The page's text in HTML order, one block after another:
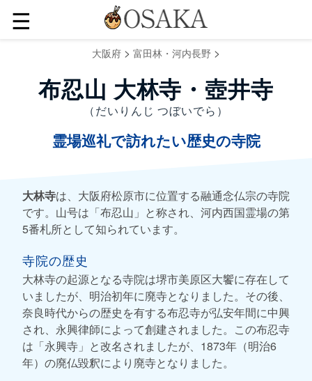
☰
大阪府 > 富田林・河内長野 >
布忍山 大林寺・壺井寺
（だいりんじ つぼいでら）
霊場巡礼で訪れたい歴史の寺院
大林寺は、大阪府松原市に位置する融通念仏宗の寺院
です。山号は「布忍山」と称され、河内西国霊場の第
5番札所として知られています。
寺院の歴史
大林寺の起源となる寺院は堺市美原区大饗に存在して
いましたが、明治初年に廃寺となりました。その後、
奈良時代からの歴史を有する布忍寺が弘安年間に中興
され、永興律師によって創建されました。この布忍寺
は「永興寺」と改名されましたが、1873年（明治6
年）の廃仏毀釈により廃寺となりました。